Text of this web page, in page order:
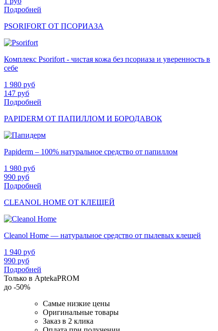
Подробней
PSORIFORT ОТ ПСОРИАЗА
Комплекс Psorifort - чистая кожа без псориаза и уверенность в
себе
1 980 руб
147 руб
Подробней
PAPIDERM ОТ ПАПИЛЛОМ И БОРОДАВОК
Papiderm – 100% натуральное средство от папиллом
1 980 руб
990 руб
Подробней
CLEANOL HOME ОТ КЛЕЩЕЙ
Cleanol Home — натуральное средство от пылевых клещей
1 940 руб
990 руб
Подробней
Только в AptekaPROM
до -50%
Самые низкие цены
Оригинальные товары
Заказ в 2 клика